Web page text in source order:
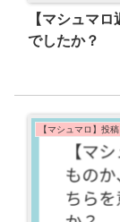
【マシュマ
でしたか？
【マシュマロ】投